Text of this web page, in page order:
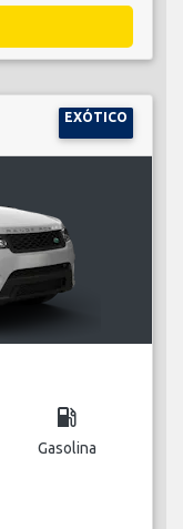
EXÓTICO
local_gas_station
Gasolina